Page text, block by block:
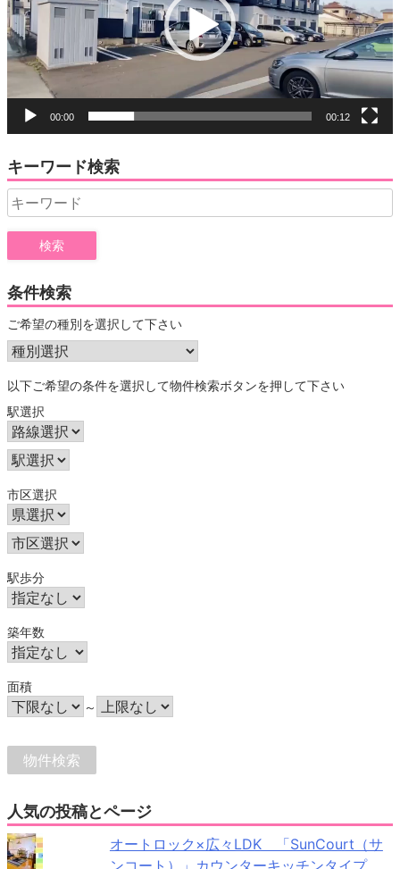
ー
ヤ
ー
00:00 00:12
キーワード検索
Search
for:
条件検索
ご希望の種別を選択して下さい
以下ご希望の条件を選択して物件検索ボタンを押して下さい
駅選択
市区選択
駅歩分
築年数
面積
～
人気の投稿とページ
オートロック×広々LDK 「SunCourt（サ
ンコート）」カウンターキッチンタイプ